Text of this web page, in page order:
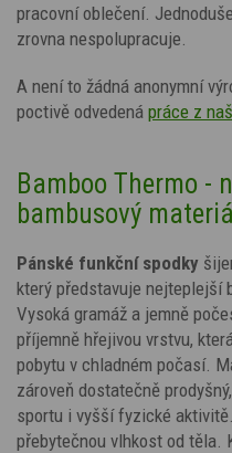
pracovní oblečení.
zrovna nespolupracuje.
A není to žádná anonymní
poctivě odvedená práce z
Bamboo Thermo -
bambusový
Pánské funkční spodky
který představuje nejteplejší
Vysoká gramáž a jemně
příjemně hřejivou vrstvu,
pobytu v chladném počasí.
zároveň dostatečně
sportu i vyšší fyzické aktivitě.
přebytečnou vlhkost od těla.